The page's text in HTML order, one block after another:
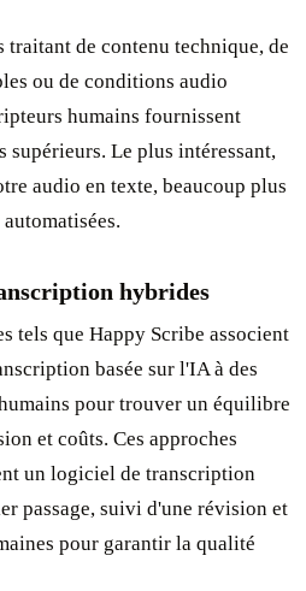
traitant de contenu technique, de
ou de conditions audio
humains fournissent
supérieurs. Le plus intéressant,
audio en texte, beaucoup plus
hybrides
tels que Happy Scribe associent
basée sur l'IA à des
pour trouver un équilibre
et coûts. Ces approches
un logiciel de transcription
passage, suivi d'une révision et
pour garantir la qualité